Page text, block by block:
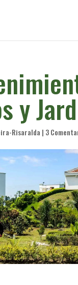
y
Risaralda | 3